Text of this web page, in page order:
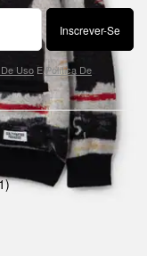
Inscrever-Se
Uso EPolítica De